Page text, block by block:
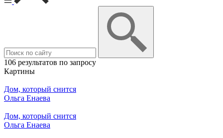
106 результатов по запросу
Картины
Дом, который снится
Ольга Енаева
Дом, который снится
Ольга Енаева